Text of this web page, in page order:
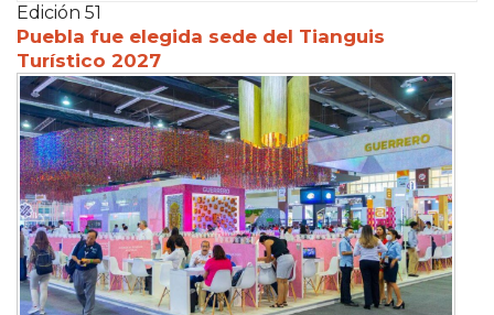
Edición 51
Puebla fue elegida sede del Tianguis
Turístico 2027